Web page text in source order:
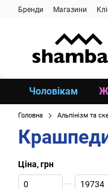
Перейти до основного
Бренди Магазини
Чоловікам
Головна Альпінізм та
Ціна, грн
Від Ціна, грн
До Ціна, грн